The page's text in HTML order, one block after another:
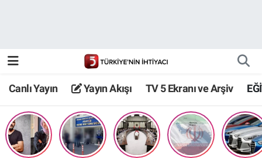
Canlı Yayın Yayın Akışı TV 5 Ekranı ve Arşiv
TV 5 Ekranı ve Arşiv